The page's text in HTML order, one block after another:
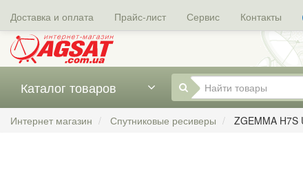
Доставка и оплата Прайс-лист Сервис Контакты
Каталог товаров
Интернет магазин Спутниковые ресиверы ZGEMMA H7S